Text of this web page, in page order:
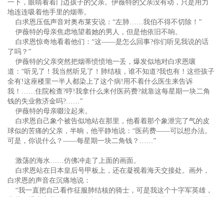
一下，眼睛看着门边孩子的父亲。伊薇特的父亲没有动，只是用力
地连连吸着他手里的烟蒂。
白求恩压低声音对奥布莱安说：“左肺……我伯不得不切除！”
伊薇特的母亲焦虑地望着她的男人，但是他依旧不响。
白求恩惊奇地看着他们：“这——是怎么回事?你们听见我说的话
了吗？”
伊薇特的父亲突然把烟蒂愤愤地一丢，爆发似地对白求恩嚷
道：“听见了！我当然听见了！肺结核，谁不知道?我也有！这些孩子
全有!这座楼里一半人都染上了这个病!用不着什么医生来告诉
我！……住院检查?哼!我拿什么来付医药费?就靠这每星期一块二角
钱的失业救济金吗?……”
伊薇特的母亲啜泣起来。
白求恩自己象个被告似地站在那里，他看着那个象泄完了气的皮
球似的苦痛的父亲，半晌，他平静地说：“医药费——可以想办法。
可是，你说什么？——每星期一块二角钱？……”
激荡的海水……仿佛冲走了上面的画面。
白求恩站在日本皇后号甲板上，还在凝视着海天交接处。画外，
白求恩的声音在沉痛地说：
“我一直把自己看作征服肺结核的骑士，可是我这个十字军英雄，